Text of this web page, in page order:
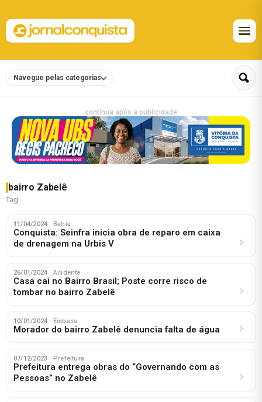
Navegue pelas categorias
continua após a publicidade
bairro Zabelê
Tag
11/04/2024 · Bahia
Conquista: Seinfra inicia obra de reparo em caixa
de drenagem na Urbis V
26/01/2024 · Acidente
Casa cai no Bairro Brasil; Poste corre risco de
tombar no bairro Zabelê
10/01/2024 · Embasa
Morador do bairro Zabelê denuncia falta de água
07/12/2023 · Prefeitura
Prefeitura entrega obras do “Governando com as
Pessoas” no Zabelê